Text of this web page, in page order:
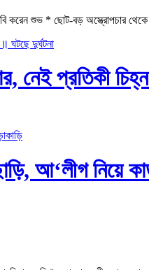
করেন শুভ * ছোট-বড় অস্ত্রোপচার
নেই প্রতিকী
আ‘লীগ নিয়ে